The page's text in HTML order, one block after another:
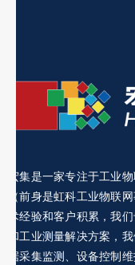
宏集是一家专注于工业
（前身是虹科工业物联
术经验和客户积累，我
和工业测量解决方案，
据采集监测、设备控制